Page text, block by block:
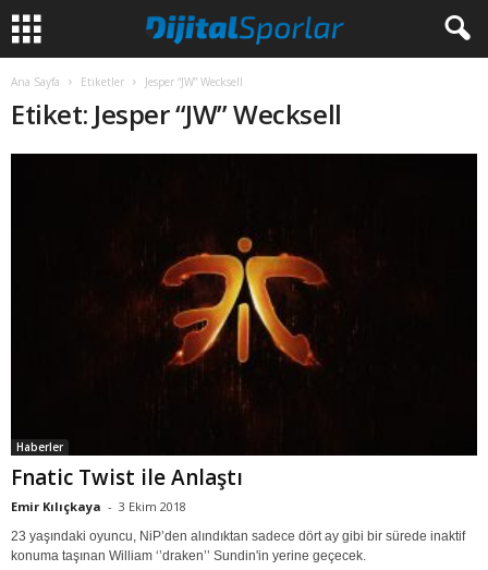
Ana Sayfa Etiketler Jesper “JW” Wecksell
Etiket: Jesper “JW” Wecksell
Haberler
Fnatic Twist ile Anlaştı
Emir Kılıçkaya - 3 Ekim 2018
23 yaşındaki oyuncu, NiP’den alındıktan sadece dört ay gibi bir sürede inaktif
konuma taşınan William ‘’draken’’ Sundin'in yerine geçecek.